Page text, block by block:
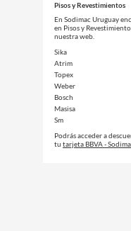
Pisos y Revestimientos
En Sodimac Uruguay
en Pisos y
nuestra web.
Sika
Atrim
Topex
Weber
Bosch
Masisa
Sm
Podrás acceder a
tu tarjeta BBVA -